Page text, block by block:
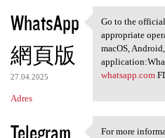
WhatsApp
網頁版
27.04.2025
Adres
Go to the
Go to the
appropriate
macOS,
whatsapp.com
Telegram
For more